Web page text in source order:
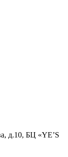
д.10, БЦ «YE’S